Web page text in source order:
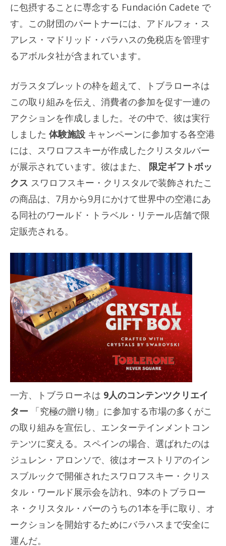
に包摂することに専念する Fundación Cadete で
す。この財団のパートナーには、アドルフォ・ス
アレス・マドリッド・バラハスの免税店を管理す
るアボルタ社が含まれています。
ガラスタブレットの枠を超えて、トブラローネは
この取り組みを伝え、消費者の参加を促す一連の
アクションを作成しました。その中で、彼は実行
しました 体験施設 キャンペーンに参加する各空港
には、スワロフスキーが作成したクリスタルバー
が展示されています。彼はまた、
限定ギフトボッ
クス スワロフスキー・クリスタルで装飾されたこ
の商品は、7月から9月にかけて世界中の空港にあ
る同社のワールド・トラベル・リテール店舗で限
定販売される。
一方、トブラローネは 9人のコンテンツクリエイ
ター
「究極の贈り物」に参加する市場の多くがこ
の取り組みを宣伝し、エンターテインメントコン
テンツに変える。スペインの場合、選ばれたのは
ジュレン・アロンソで、彼はオーストリアのイン
スブルックで開催されたスワロフスキー・クリス
タル・ワールド展示会を訪れ、9本のトブラロー
ネ・クリスタル・バーのうちの1本を手に取り、オ
ークションを開始するためにバラハスまで安全に
運んだ。